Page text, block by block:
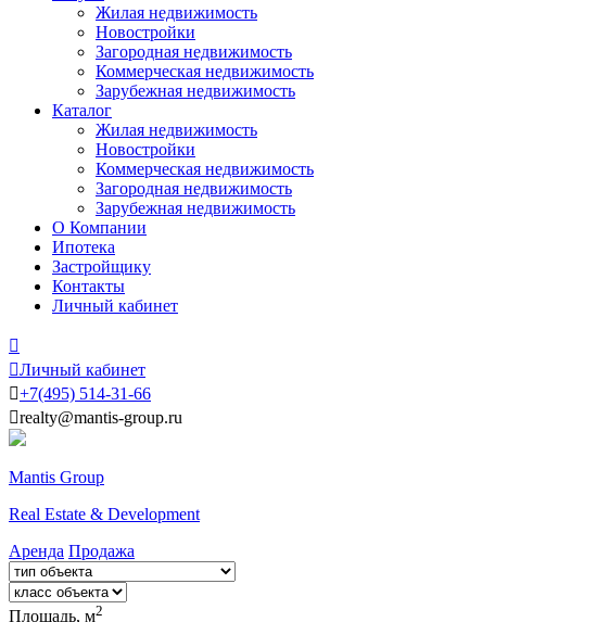
Жилая недвижимость
Новостройки
Загородная недвижимость
Коммерческая недвижимость
Зарубежная недвижимость
Каталог
Жилая недвижимость
Новостройки
Коммерческая недвижимость
Загородная недвижимость
Зарубежная недвижимость
О Компании
Ипотека
Застройщику
Контакты
Личный кабинет

Личный кабинет
+7(495) 514-31-66
realty@mantis-group.ru
Mantis Group
Real Estate & Development
Аренда Продажа
Площадь, м2